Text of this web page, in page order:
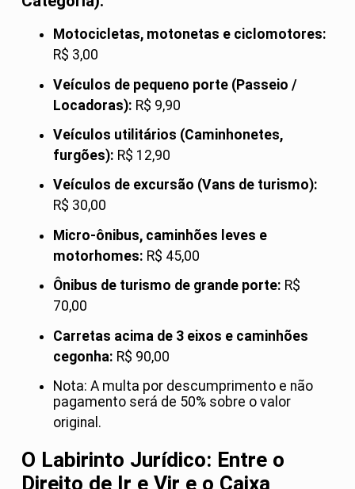
Motocicletas, motonetas e ciclomotores:
R$ 3,00
Veículos de pequeno porte (Passeio /
Locadoras): R$ 9,90
Veículos utilitários (Caminhonetes,
furgões): R$ 12,90
Veículos de excursão (Vans de turismo):
R$ 30,00
Micro-ônibus, caminhões leves e
motorhomes: R$ 45,00
Ônibus de turismo de grande porte: R$
70,00
Carretas acima de 3 eixos e caminhões
cegonha: R$ 90,00
Nota: A multa por descumprimento e não
pagamento será de 50% sobre o valor
original .
O Labirinto Jurídico: Entre o
Direito de Ir e Vir e o Caixa